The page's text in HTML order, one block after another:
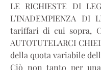
LE RICHIESTE DI
L’INADEMPIENZA DI
tariffari di cui sopra,
AUTOTUTELARCI
della quota variabile
Ciò non tanto per